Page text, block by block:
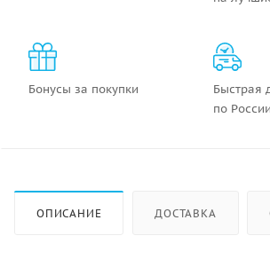
Бонусы за покупки
Быстрая
по России
ОПИСАНИЕ ДОСТАВКА